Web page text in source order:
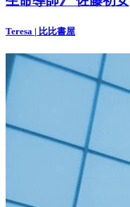
Teresa | 比比書屋